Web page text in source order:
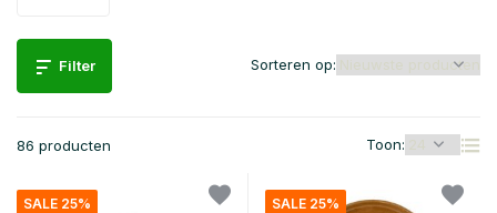
Filter
86 producten Toon:
Sorteren op:
SALE 25% SALE 25%